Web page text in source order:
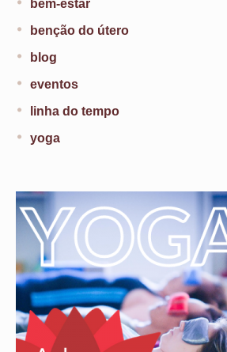
bem-estar
benção do útero
blog
eventos
linha do tempo
yoga